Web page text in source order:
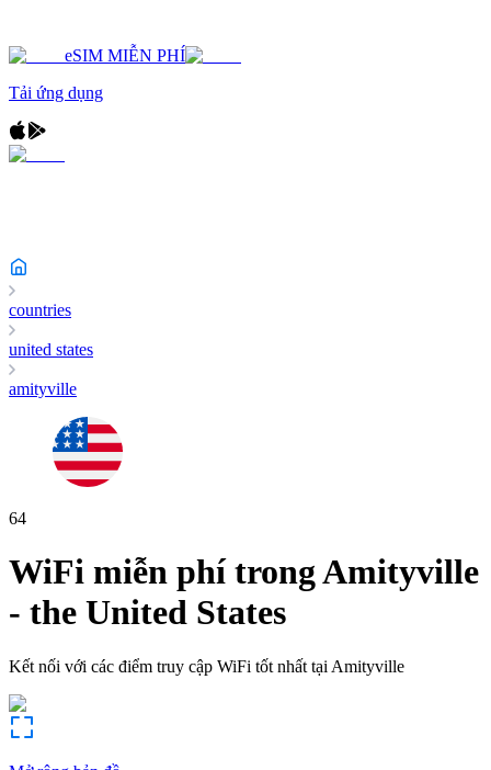
eSIM MIỄN PHÍ
Tải ứng dụng
countries
united states
amityville
64
WiFi miễn phí trongAmityville
- the United States
Kết nối với các điểm truy cập WiFi tốt nhất tại Amityville